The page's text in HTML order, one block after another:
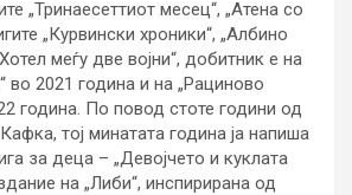
„Тринаесеттиот месец“, „Атена со
„Курвински хроники“, „Албино
меѓу две војни“, добитник е на
во 2021 година и на „Рациново
година. По повод стоте години од
тој минатата година ја напиша
за деца – „Девојчето и куклата
на „Либи“, инспирирана од